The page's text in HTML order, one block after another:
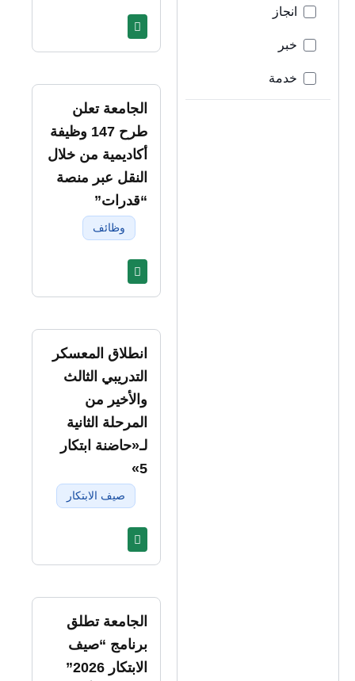
انجاز
خبر
خدمة
الجامعة تعلن
طرح 147 وظيفة
أكاديمية من خلال
النقل عبر منصة
“قدرات”
وظائف
انطلاق المعسكر
التدريبي الثالث
والأخير من
المرحلة الثانية
لـ«حاضنة ابتكار
5»
صيف الابتكار
الجامعة تطلق
برنامج “صيف
الابتكار 2026”